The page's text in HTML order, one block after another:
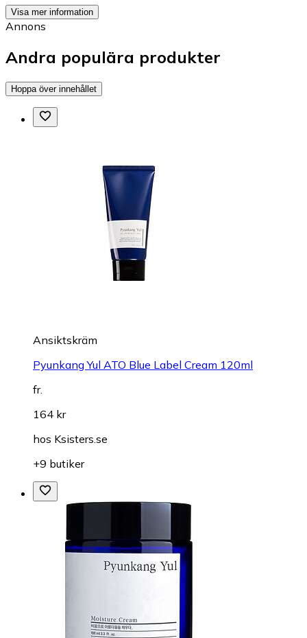
Visa mer information
Annons
Andra populära produkter
Hoppa över innehållet
Ansiktskräm
Pyunkang Yul ATO Blue Label Cream 120ml
fr.
164 kr
hos Ksisters.se
+9 butiker